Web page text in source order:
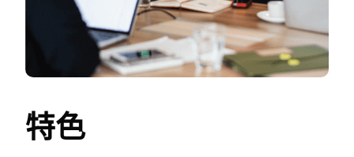
特色